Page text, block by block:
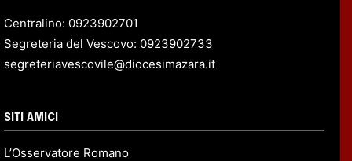
Centralino: 0923902701
Segreteria del Vescovo: 0923902733
segreteriavescovile@diocesimazara.it
SITI AMICI
L’Osservatore Romano